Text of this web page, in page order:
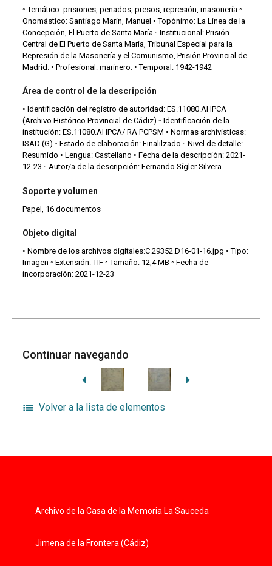
◦ Temático: prisiones, penados, presos, represión, masonería ◦
Onomástico: Santiago Marín, Manuel ◦ Topónimo: La Línea de la
Concepción, El Puerto de Santa María ◦ Institucional: Prisión
Central de El Puerto de Santa María, Tribunal Especial para la
Represión de la Masonería y el Comunismo, Prisión Provincial de
Madrid. ◦ Profesional: marinero. ◦ Temporal: 1942-1942
Área de control de la descripción
◦ Identificación del registro de autoridad: ES.11080.AHPCA
(Archivo Histórico Provincial de Cádiz) ◦ Identificación de la
institución: ES.11080.AHPCA/ RA PCPSM ◦ Normas archivísticas:
ISAD (G) ◦ Estado de elaboración: Finalilzado ◦ Nivel de detalle:
Resumido ◦ Lengua: Castellano ◦ Fecha de la descripción: 2021-
12-23 ◦ Autor/a de la descripción: Fernando Sígler Silvera
Soporte y volumen
Papel, 16 documentos
Objeto digital
◦ Nombre de los archivos digitales:C.29352.D16-01-16.jpg ◦ Tipo:
Imagen ◦ Extensión: TIF ◦ Tamaño: 12,4 MB ◦ Fecha de
incorporación: 2021-12-23
Continuar navegando
Volver a la lista de elementos
Archivo de la Casa de la Memoria La Sauceda
Jimena de la Frontera (Cádiz)